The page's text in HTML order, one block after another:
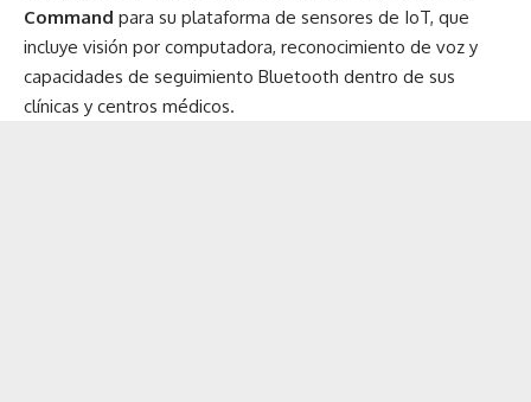
Command para su plataforma de sensores de IoT, que
incluye visión por computadora, reconocimiento de voz y
capacidades de seguimiento Bluetooth dentro de sus
clínicas y centros médicos.